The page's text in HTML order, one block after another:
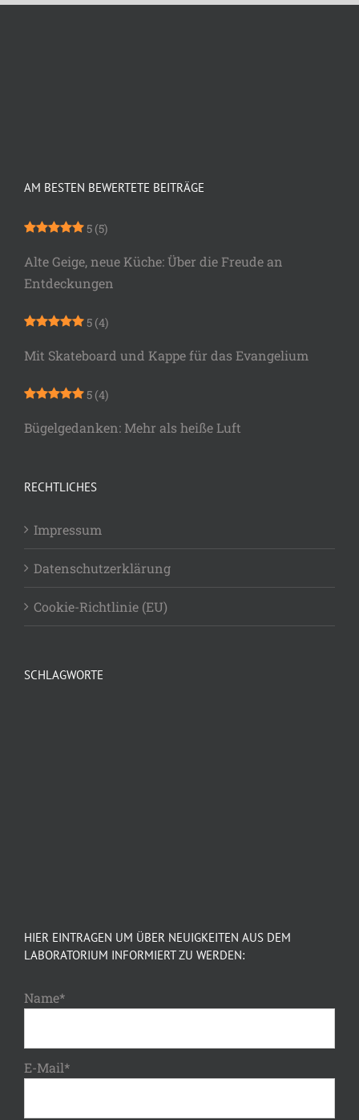
AM BESTEN BEWERTETE BEITRÄGE
5 (5)
Alte Geige, neue Küche: Über die Freude an
Entdeckungen
5 (4)
Mit Skateboard und Kappe für das Evangelium
5 (4)
Bügelgedanken: Mehr als heiße Luft
RECHTLICHES
Impressum
Datenschutzerklärung
Cookie-Richtlinie (EU)
SCHLAGWORTE
HIER EINTRAGEN UM ÜBER NEUIGKEITEN AUS DEM
LABORATORIUM INFORMIERT ZU WERDEN:
Name*
E-Mail*